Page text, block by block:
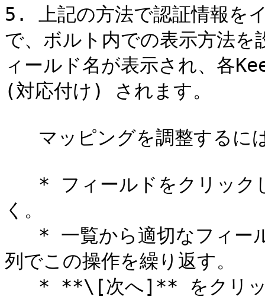
5. 上記の方法で認証情報を
で、ボルト内での表示方法を
ィールド名が表示され、各
(対応付け) されます。
く。
列でこの操作を繰り返す。